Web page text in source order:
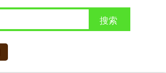
搜索